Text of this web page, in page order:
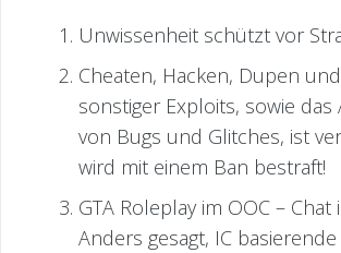
Unwissenheit schützt vor
Cheaten, Hacken, Dupen
sonstiger Exploits, sowie das
von Bugs und Glitches, ist
wird mit einem Ban bestraft!
GTA Roleplay im OOC –
Anders gesagt, IC basierende